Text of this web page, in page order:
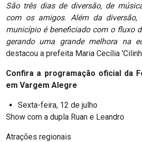
São três dias de diversão, de
com os amigos. Além da
município é beneficiado com o fluxo
gerando uma grande melhora na
destacou a prefeita Maria Cecília
Confira a programação oficial da
em Vargem Alegre
Sexta-feira, 12 de julho
Show com a dupla Ruan e Leandro
Atrações regionais